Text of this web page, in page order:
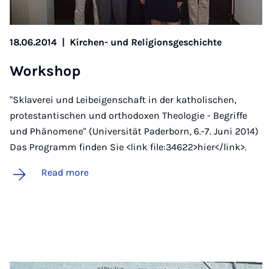
18.06.2014 | Kirchen- und Religionsgeschichte
Work­shop
"Sklaverei und Leibeigenschaft in der katholischen,
protestantischen und orthodoxen Theologie - Begriffe
und Phänomene" (Universität Paderborn, 6.-7. Juni 2014)
Das Programm finden Sie <link file:34622>hier</link>.
Read more